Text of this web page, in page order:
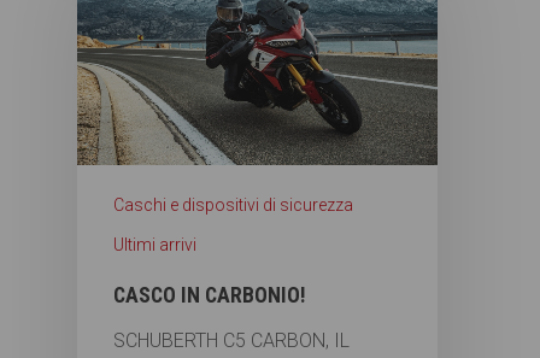
Caschi e dispositivi di sicurezza
Ultimi arrivi
CASCO IN CARBONIO!
SCHUBERTH C5 CARBON, IL